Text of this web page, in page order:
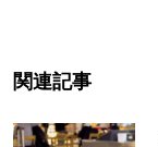
関連記事